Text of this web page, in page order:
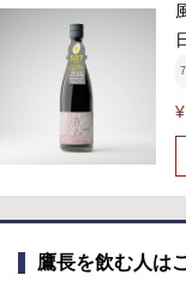
¥
鷹長を飲む人は